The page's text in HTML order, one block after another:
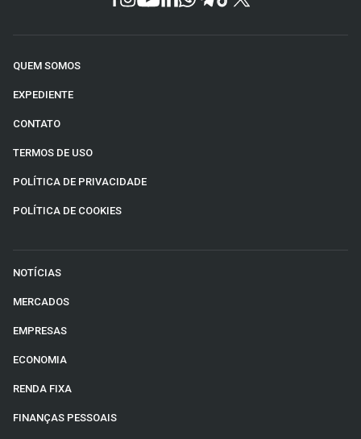
QUEM SOMOS
EXPEDIENTE
CONTATO
TERMOS DE USO
POLÍTICA DE PRIVACIDADE
POLÍTICA DE COOKIES
NOTÍCIAS
MERCADOS
EMPRESAS
ECONOMIA
RENDA FIXA
FINANÇAS PESSOAIS